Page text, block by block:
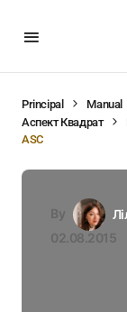
Principal Manual
Аспект Квадрат
ASC
By
02.08.2015